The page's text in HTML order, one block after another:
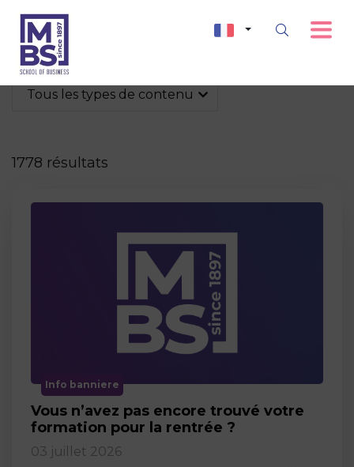
Tous les types de contenu
1778 résultats
Info banniere
Vous n’avez pas encore trouvé votre
formation pour la rentrée ?
03 juillet 2026